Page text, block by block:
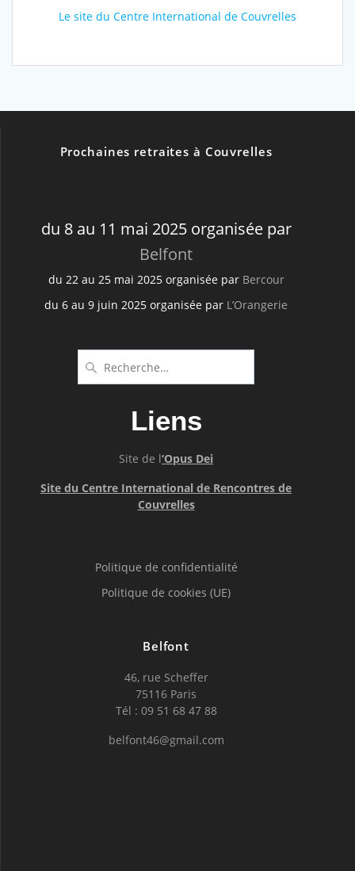
Le site du Centre International de Couvrelles
Prochaines retraites à Couvrelles
du 8 au 11 mai 2025 organisée par
Belfont
du 22 au 25 mai 2025 organisée par Bercour
du 6 au 9 juin 2025 organisée par L’Orangerie
pour
Liens
Site de l‘Opus Dei
Site du Centre International de Rencontres de
Couvrelles
Politique de confidentialité
Politique de cookies (UE)
Belfont
46, rue Scheffer
75116 Paris
Tél : 09 51 68 47 88
belfont46@gmail.com